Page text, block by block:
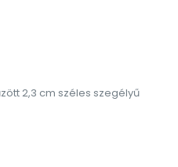
2,3 cm széles szegélyű